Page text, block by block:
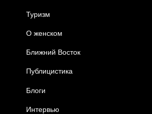
Туризм
О женском
Ближний Восток
Публицистика
Блоги
Интервью